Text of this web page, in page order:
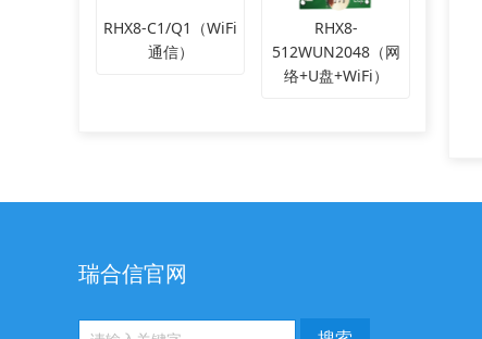
RHX8-C1/Q1（WiFi
通信）
RHX8-
512WUN2048（网
络+U盘+WiFi）
瑞合信官网